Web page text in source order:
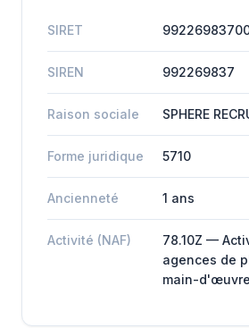
SIRET
SIREN 992269837
Raison sociale SPHERE
Forme juridique 5710
Ancienneté 1 ans
Activité (NAF)
78.10Z —
agences de
main-d'œuvre